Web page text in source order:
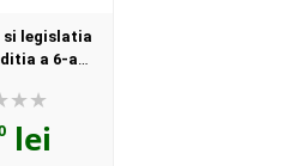
si legislatia
a 6-a
lei